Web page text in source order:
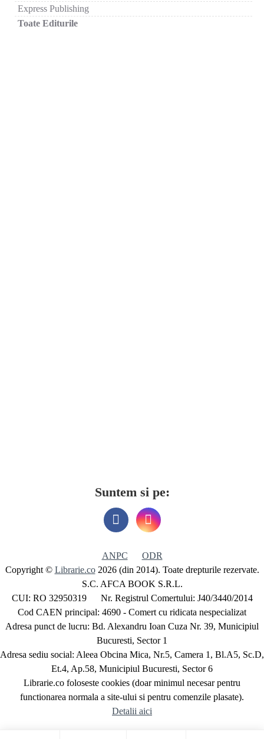
Express Publishing
Toate Editurile
Suntem si pe:
ANPC
ODR
Copyright © Librarie.co 2026 (din 2014). Toate drepturile rezervate.
S.C. AFCA BOOK S.R.L.
CUI: RO 32950319 Nr. Registrul Comertului: J40/3440/2014
Cod CAEN principal: 4690 - Comert cu ridicata nespecializat
Adresa punct de lucru: Bd. Alexandru Ioan Cuza Nr. 39, Municipiul
Bucuresti, Sector 1
Adresa sediu social: Aleea Obcina Mica, Nr.5, Camera 1, Bl.A5, Sc.D,
Et.4, Ap.58, Municipiul Bucuresti, Sector 6
Librarie.co foloseste cookies (doar minimul necesar pentru
functionarea normala a site-ului si pentru comenzile plasate).
Detalii aici